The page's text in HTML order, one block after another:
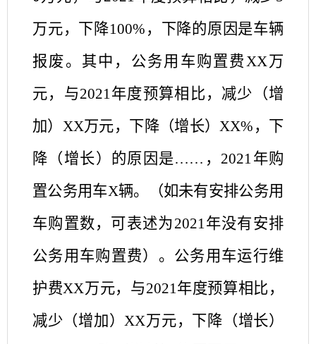
万元，下降100%，下降的原因是车辆
报废。其中，公务用车购置费XX万
元，与2021年度预算相比，减少（增
加） XX万元，下降（增长）XX%，下
降（增长）的原因是…… ， 2021年购
置公务用车X辆。（如未有安排公务用
车购置数，可表述为2021年没有安排
公务用车购置费） 。 公务用车运行维
护费XX万元，与2021年度预算相比，
减少（增加）XX万元，下降（增长）